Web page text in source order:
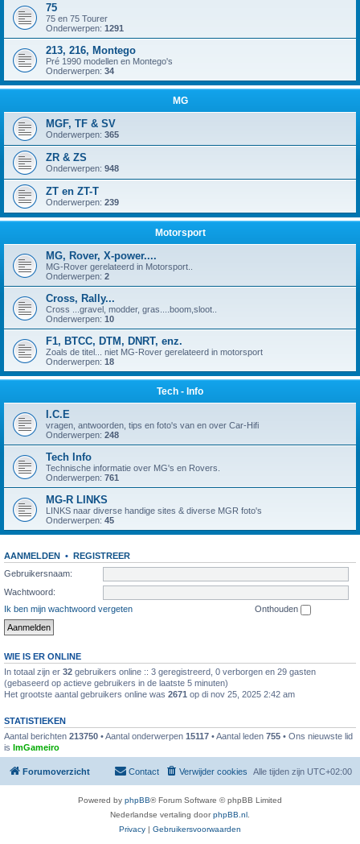
75
75 en 75 Tourer
Onderwerpen: 1291
213, 216, Montego
Pré 1990 modellen en Montego's
Onderwerpen: 34
MG
MGF, TF & SV
Onderwerpen: 365
ZR & ZS
Onderwerpen: 948
ZT en ZT-T
Onderwerpen: 239
Motorsport
MG, Rover, X-power....
MG-Rover gerelateerd in Motorsport..
Onderwerpen: 2
Cross, Rally...
Cross ...gravel, modder, gras....boom,sloot..
Onderwerpen: 10
F1, BTCC, DTM, DNRT, enz.
Zoals de titel... niet MG-Rover gerelateerd in motorsport
Onderwerpen: 18
Tech - Info
I.C.E
vragen, antwoorden, tips en foto's van en over Car-Hifi
Onderwerpen: 248
Tech Info
Technische informatie over MG's en Rovers.
Onderwerpen: 761
MG-R LINKS
LINKS naar diverse handige sites & diverse MGR foto's
Onderwerpen: 45
AANMELDEN • REGISTREER
Gebruikersnaam:
Wachtwoord:
Ik ben mijn wachtwoord vergeten
Onthouden
WIE IS ER ONLINE
In totaal zijn er 32 gebruikers online :: 3 geregistreerd, 0 verborgen en 29 gasten
(gebaseerd op actieve gebruikers in de laatste 5 minuten)
Het grootste aantal gebruikers online was 2671 op di nov 25, 2025 2:42 am
STATISTIEKEN
Aantal berichten 213750 • Aantal onderwerpen 15117 • Aantal leden 755 • Ons nieuwste lid
is ImGameiro
Forumoverzicht Alle tijden zijn UTC+02:00
Verwijder cookies
Contact
Powered by phpBB® Forum Software © phpBB Limited
Nederlandse vertaling doorphpBB.nl
Privacy | Gebruikersvoorwaarden